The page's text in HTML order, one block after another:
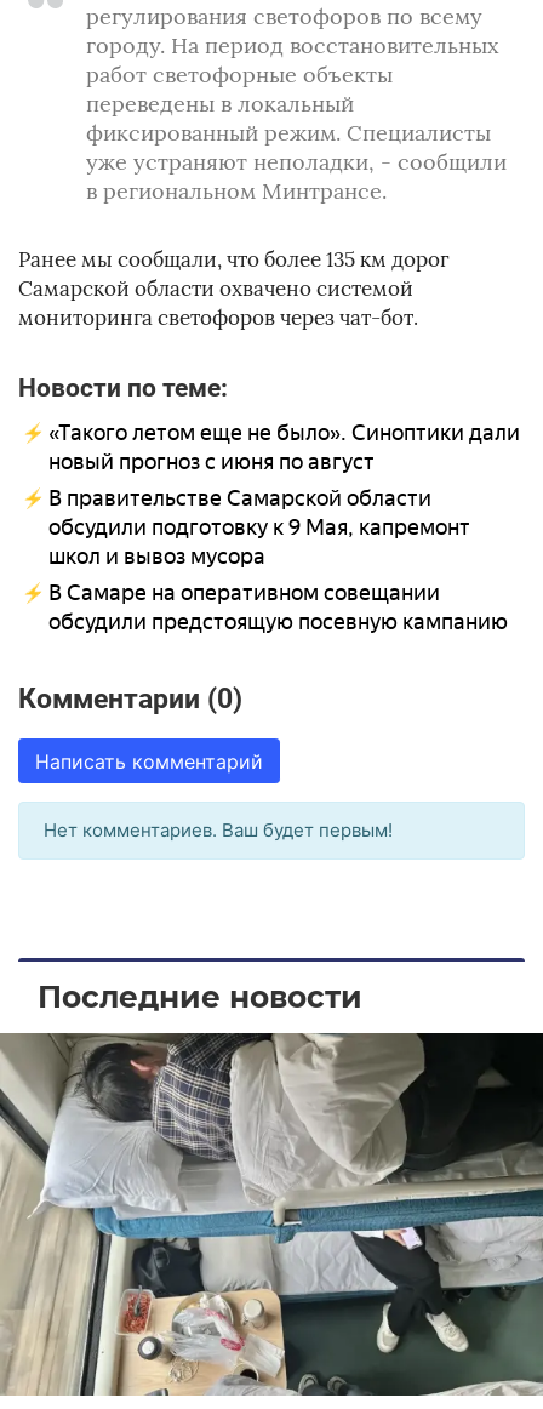
регулирования светофоров по всему
городу. На период восстановительных
работ светофорные объекты
переведены в локальный
фиксированный режим. Специалисты
уже устраняют неполадки, - сообщили
в региональном Минтрансе.
Ранее мы сообщали, что более 135 км дорог
Самарской области охвачено системой
мониторинга светофоров через чат-бот.
Новости по теме:
«Такого летом еще не было». Синоптики дали
новый прогноз с июня по август
В правительстве Самарской области
обсудили подготовку к 9 Мая, капремонт
школ и вывоз мусора
В Самаре на оперативном совещании
обсудили предстоящую посевную кампанию
Комментарии (0)
Написать комментарий
Нет комментариев. Ваш будет первым!
Последние новости